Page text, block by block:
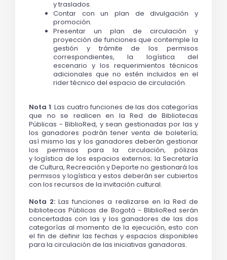
y traslados.
Contar con un plan de divulgación y
promoción.
Presentar un plan de circulación y
proyección de funciones que contemple la
gestión y trámite de los permisos
correspondientes, la logística del
escenario y los requerimientos técnicos
adicionales que no estén incluidos en el
rider técnico del espacio de circulación.
Nota 1: Las cuatro funciones de las dos categorías
que no se realicen en la Red de Bibliotecas
Públicas - BiblioRed, y sean gestionadas por las y
los ganadores podrán tener venta de boletería;
así mismo las y los ganadores deberán gestionar
los permisos para la circulación, pólizas
y logística de los espacios externos; la Secretaría
de Cultura, Recreación y Deporte no gestionará los
permisos y logística y estos deberán ser cubiertos
con los recursos de la invitación cultural.
Nota 2: Las funciones a realizarse en la Red de
bibliotecas Públicas de Bogotá - BliblioRed serán
concertadas con las y los ganadores de las dos
categorías al momento de la ejecución, esto con
el fin de definir las fechas y espacios disponibles
para la circulación de las iniciativas ganadoras.